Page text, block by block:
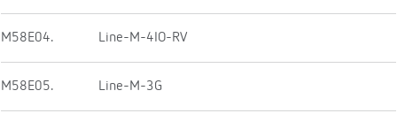
M58E04. Line-M-4IO-RV
M58E05. Line-M-3G